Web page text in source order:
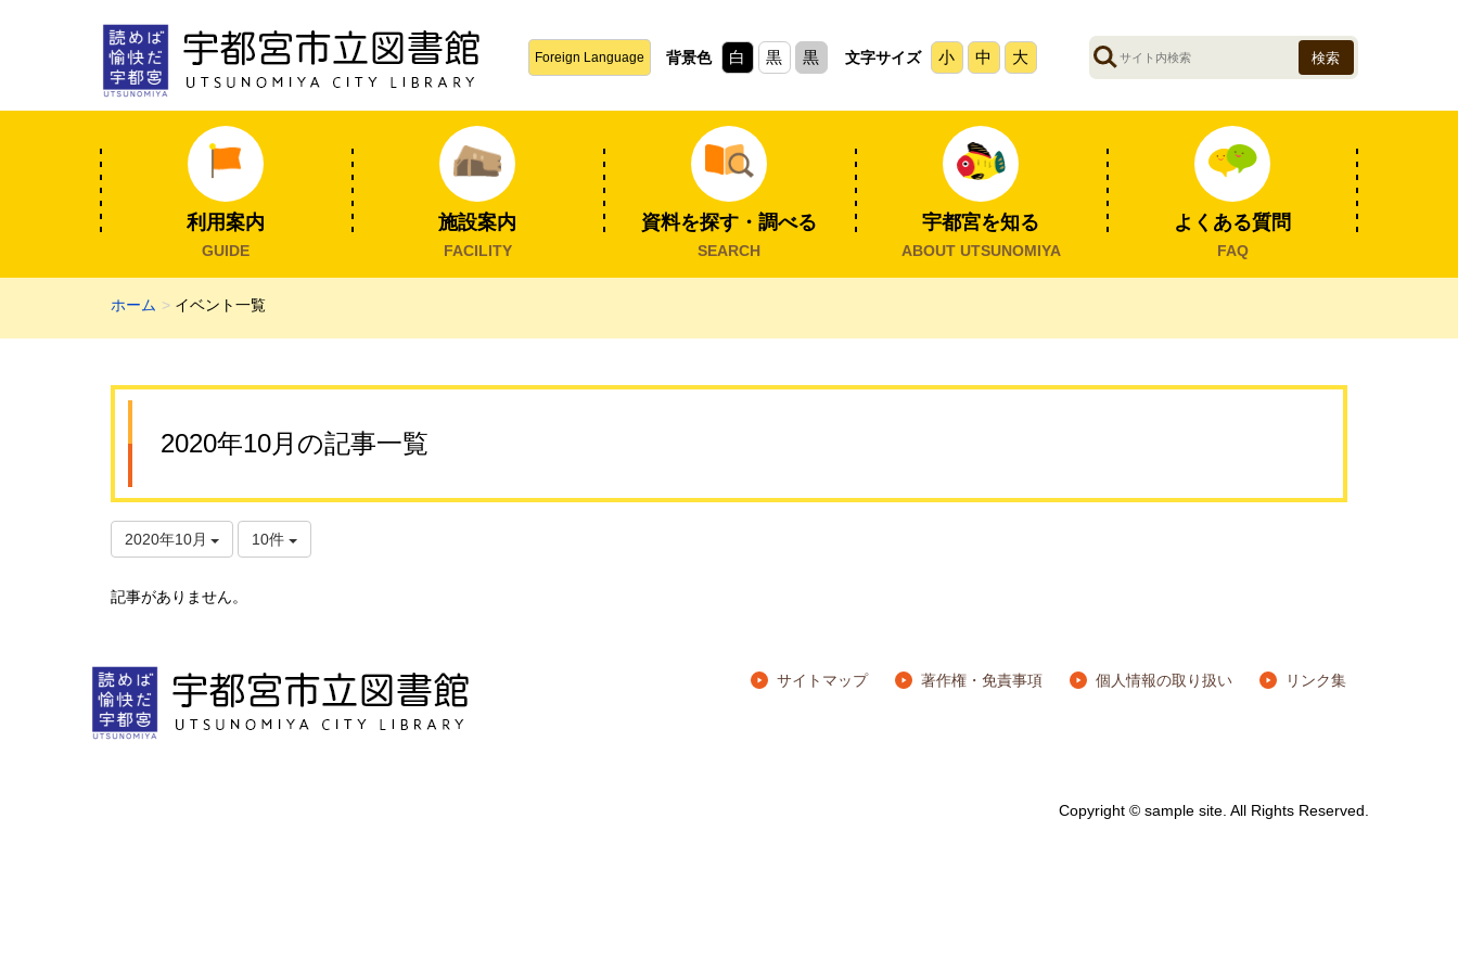
Foreign Language 背景色 白 黒 黒 文字サイズ 小 中 大
サ
イ
ト
利用案内
GUIDE
施設案内
FACILITY
資料を探す・調べる
SEARCH
宇都宮を知る
ABOUT UTSUNOMIYA
よくある質問
FAQ
ホーム イベント一覧
2020年10月の記事一覧
2020年10月 10件
記事がありません。
サイトマップ 著作権・免責事項 個人情報の取り扱い リンク集
Copyright © sample site. All Rights Reserved.